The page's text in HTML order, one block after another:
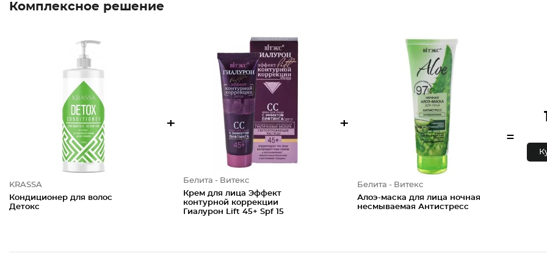
Комплексное решение
KRASSA
Кондиционер для волос
Детокс
+
Белита - Витекс
Крем для лица Эффект
контурной коррекции
Гиалурон Lift 45+ Spf 15
+
Белита - Витекс
Алоэ-маска для лица ночная
несмываемая Антистресс
=